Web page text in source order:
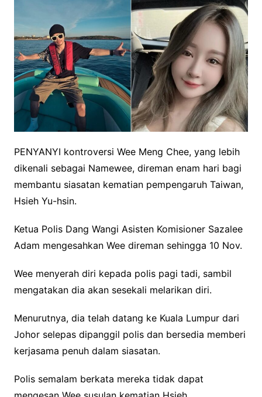
PENYANYI kontroversi Wee Meng Chee, yang lebih
dikenali sebagai Namewee, direman enam hari bagi
membantu siasatan kematian pempengaruh Taiwan,
Hsieh Yu-hsin.
Ketua Polis Dang Wangi Asisten Komisioner Sazalee
Adam mengesahkan Wee direman sehingga 10 Nov.
Wee menyerah diri kepada polis pagi tadi, sambil
mengatakan dia akan sesekali melarikan diri.
Menurutnya, dia telah datang ke Kuala Lumpur dari
Johor selepas dipanggil polis dan bersedia memberi
kerjasama penuh dalam siasatan.
Polis semalam berkata mereka tidak dapat